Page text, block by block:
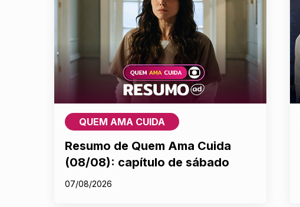
QUEM AMA CUIDA
Resumo de Quem Ama Cuida
(08/08): capítulo de sábado
07/08/2026